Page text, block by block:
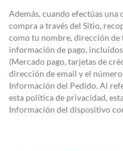
Además, cuando efectúas
compra a través del Sitio,
como tu nombre, dirección
información de pago,
(Mercado pago, tarjetas de
dirección de email y el
Información del Pedido. Al
esta política de privacidad,
Información del dispositivo